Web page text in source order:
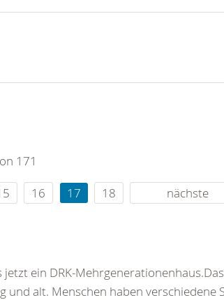
171
16 17 18 nächste
ein DRK-
alt. Menschen haben verschiedene